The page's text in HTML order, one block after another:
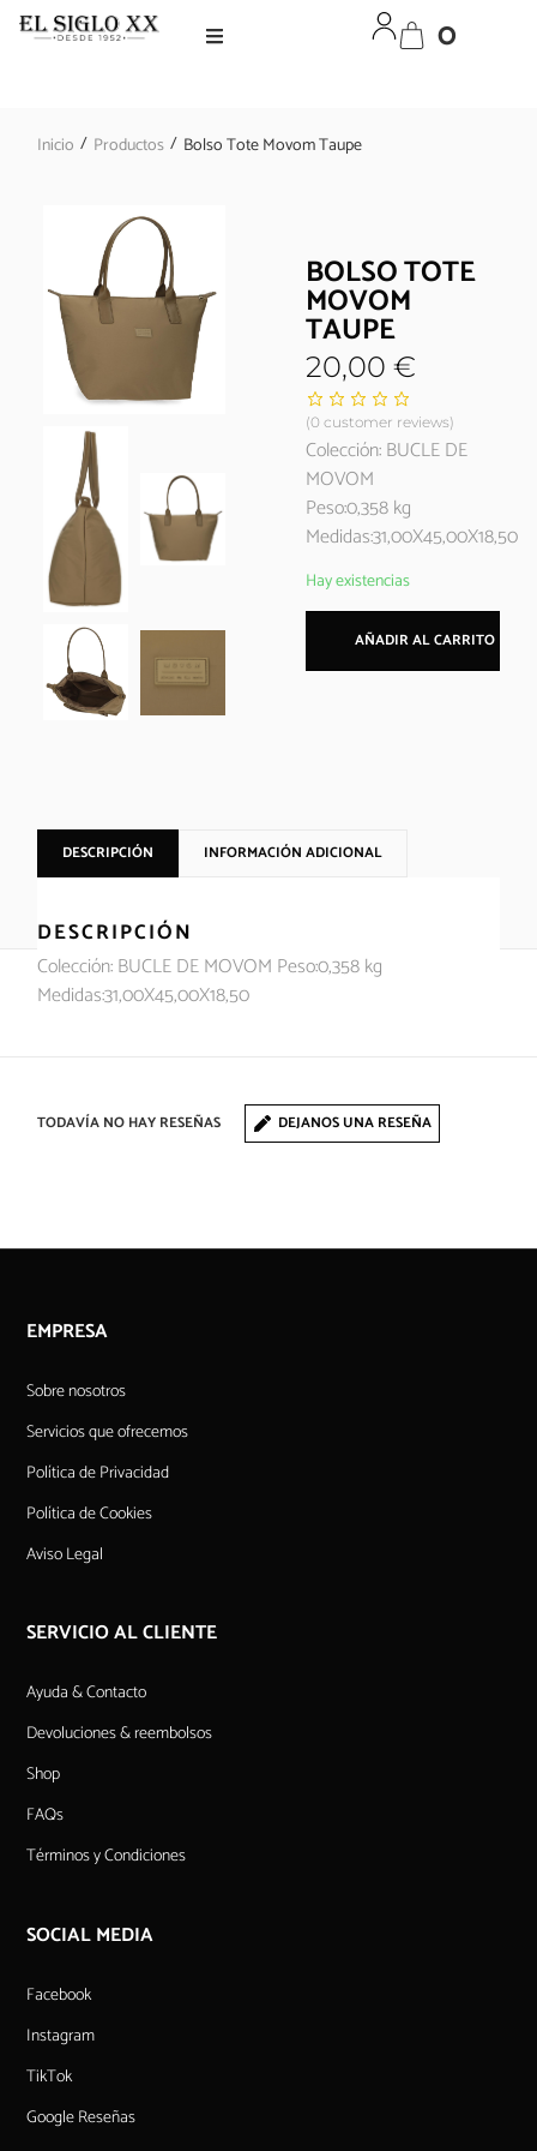
0
Inicio / Productos / Bolso Tote Movom Taupe
BOLSO TOTE
MOVOM
TAUPE
20,00€
(0 customer reviews)
Colección: BUCLE DE
MOVOM
Peso:0,358 kg
Medidas:31,00X45,00X18,50
Hay existencias
AÑADIR AL CARRITO
DESCRIPCIÓN INFORMACIÓN ADICIONAL
DESCRIPCIÓN
Colección: BUCLE DE MOVOM Peso:0,358 kg
Medidas:31,00X45,00X18,50
TODAVÍA NO HAY RESEÑAS DEJANOS UNA RESEÑA
EMPRESA
Sobre nosotros
Servicios que ofrecemos
Política de Privacidad
Política de Cookies
Aviso Legal
SERVICIO AL CLIENTE
Ayuda & Contacto
Devoluciones & reembolsos
Shop
FAQs
Términos y Condiciones
SOCIAL MEDIA
Facebook
Instagram
TikTok
Google Reseñas